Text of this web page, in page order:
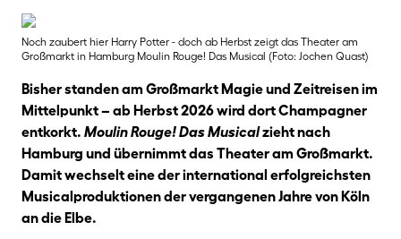
Noch zaubert hier Harry Potter - doch ab Herbst zeigt das Theater am
Großmarkt in Hamburg Moulin Rouge! Das Musical (Foto: Jochen Quast)
Bisher standen am Großmarkt Magie und Zeitreisen im
Mittelpunkt – ab Herbst 2026 wird dort Champagner
entkorkt. Moulin Rouge! Das Musicalzieht nach
Hamburg und übernimmt das Theater am Großmarkt.
Damit wechselt eine der international erfolgreichsten
Musicalproduktionen der vergangenen Jahre von Köln
an die Elbe.